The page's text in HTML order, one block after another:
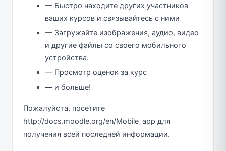
— Быстро находите других участников
ваших курсов и связывайтесь с ними
— Загружайте изображения, аудио, видео
и другие файлы со своего мобильного
устройства.
— Просмотр оценок за курс
— и больше!
Пожалуйста, посетите
http://docs.moodle.org/en/Mobile_app для
получения всей последней информации.